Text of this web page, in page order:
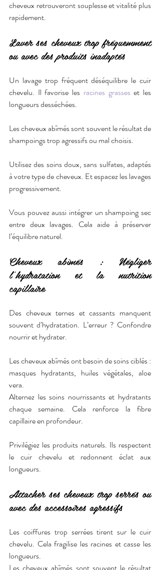
cheveux retrouveront souplesse et vitalité plus
rapidement.
Laver ses cheveux trop fréquemment
ou avec des produits inadaptés
Un lavage trop fréquent déséquilibre le cuir
chevelu. Il favorise les racines grasses et les
longueurs desséchées.
Les cheveux abîmés sont souvent le résultat de
shampoings trop agressifs ou mal choisis.
Utilisez des soins doux, sans sulfates, adaptés
à votre type de cheveux. Et espacez les lavages
progressivement.
Vous pouvez aussi intégrer un shampoing sec
entre deux lavages. Cela aide à préserver
l’équilibre naturel.
Cheveux abîmés : Négliger
l’hydratation et la nutrition
capillaire
Des cheveux ternes et cassants manquent
souvent d’hydratation. L’erreur ? Confondre
nourrir et hydrater.
Les cheveux abîmés ont besoin de soins ciblés :
masques hydratants, huiles végétales, aloe
vera.
Alternez les soins nourrissants et hydratants
chaque semaine. Cela renforce la fibre
capillaire en profondeur.
Privilégiez les produits naturels. Ils respectent
le cuir chevelu et redonnent éclat aux
longueurs.
Attacher ses cheveux trop serrés ou
avec des accessoires agressifs
Les coiffures trop serrées tirent sur le cuir
chevelu. Cela fragilise les racines et casse les
longueurs.